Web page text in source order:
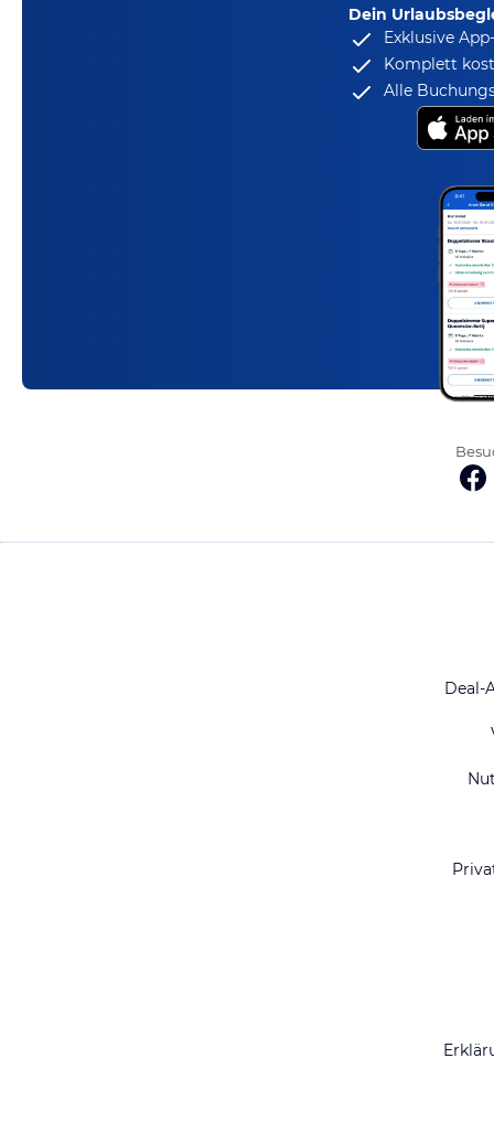
Dein
Exklusive
Komplett
Alle
Deal-